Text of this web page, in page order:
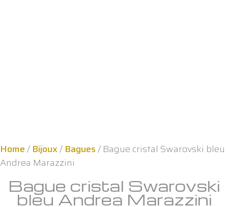
Home/ Bijoux/ Bagues/ Bague cristal Swarovski bleu
Andrea Marazzini
Bague cristal Swarovski
bleu Andrea Marazzini